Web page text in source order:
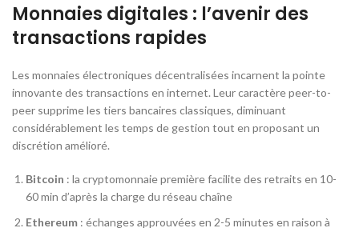
Monnaies digitales : l’avenir des
transactions rapides
Les monnaies électroniques décentralisées incarnent la pointe
innovante des transactions en internet. Leur caractère peer-to-
peer supprime les tiers bancaires classiques, diminuant
considérablement les temps de gestion tout en proposant un
discrétion amélioré.
Bitcoin : la cryptomonnaie première facilite des retraits en 10-
60 min d’après la charge du réseau chaîne
Ethereum : échanges approuvées en 2-5 minutes en raison à